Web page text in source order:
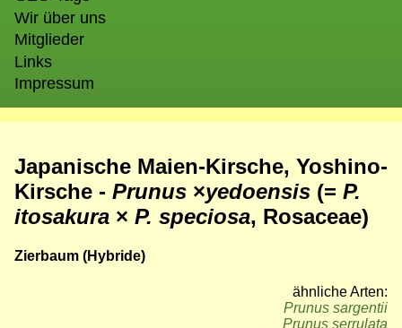
Wir über uns
Mitglieder
Links
Impressum
Japanische Maien-Kirsche, Yoshino-
Kirsche - Prunus ×yedoensis (= P.
itosakura × P. speciosa, Rosaceae)
Zierbaum (Hybride)
ähnliche Arten:
Prunus sargentii
Prunus serrulata